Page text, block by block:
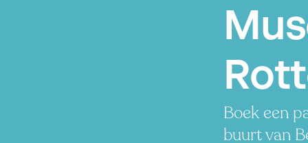
Boek een
buurt van